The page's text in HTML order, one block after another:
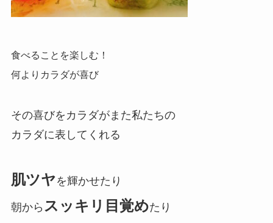
食べることを楽しむ！
何よりカラダが喜び
その喜びをカラダがまた私たちの
カラダに表してくれる
肌ツヤを輝かせたり
朝から スッキリ目覚めたり